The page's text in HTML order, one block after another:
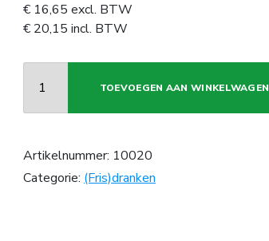
€ 16,65 excl. BTW
€ 20,15 incl. BTW
TOEVOEGEN AAN WINKELWAGEN
Artikelnummer: 10020
Categorie: (Fris)dranken